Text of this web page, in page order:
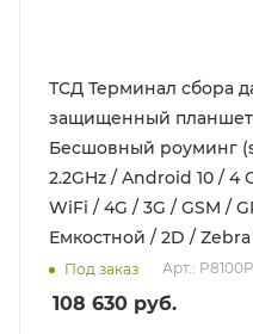
ТСД Терминал сбора
защищенный планшет
Бесшовный роуминг
2.2GHz / Android 10 / 4
WiFi / 4G / 3G / GSM /
Емкостной / 2D / Zebra
Под заказ Арт.:
108 630 руб.